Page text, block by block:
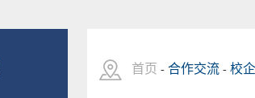
首页 - 合作交流 - 校